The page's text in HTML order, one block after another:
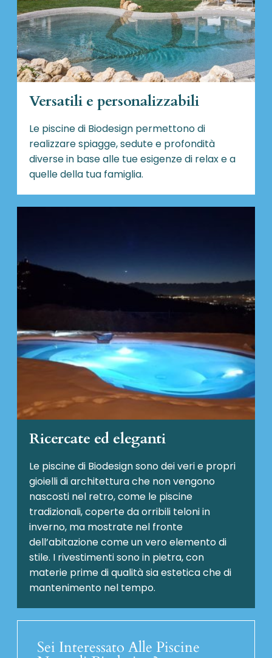
Versatili e personalizzabili
Le piscine di Biodesign permettono di
realizzare spiagge, sedute e profondità
diverse in base alle tue esigenze di relax e a
quelle della tua famiglia.
Ricercate ed eleganti
Le piscine di Biodesign sono dei veri e propri
gioielli di architettura che non vengono
nascosti nel retro, come le piscine
tradizionali, coperte da orribili teloni in
inverno, ma mostrate nel fronte
dell’abitazione come un vero elemento di
stile. I rivestimenti sono in pietra, con
materie prime di qualità sia estetica che di
mantenimento nel tempo.
Sei Interessato Alle Piscine